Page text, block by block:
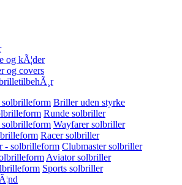
og kÃ¦der
og covers
Briller uden styrke
Runde solbriller
Wayfarer solbriller
Racer solbriller
Clubmaster solbriller
Aviator solbriller
Sports solbriller